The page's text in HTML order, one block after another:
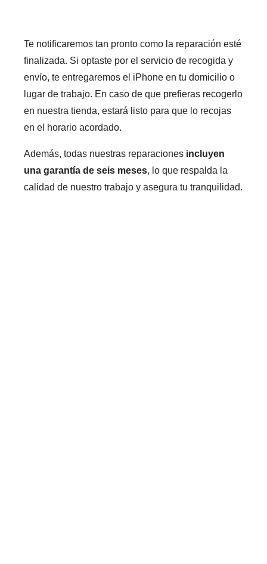
Te notificaremos tan pronto como la reparación esté
finalizada. Si optaste por el servicio de recogida y
envío, te entregaremos el iPhone en tu domicilio o
lugar de trabajo. En caso de que prefieras recogerlo
en nuestra tienda, estará listo para que lo recojas
en el horario acordado.
Además, todas nuestras reparaciones incluyen
una garantía de seis meses, lo que respalda la
calidad de nuestro trabajo y asegura tu tranquilidad.